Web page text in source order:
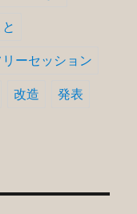
リーセッション
改造 発表